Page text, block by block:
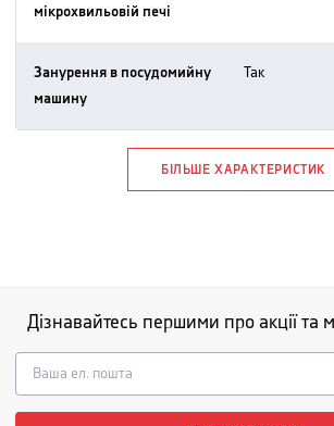
мікрохвильовій печі
Занурення в посудомийну
машину
так
БІЛЬШЕ ХАРАКТЕРИСТИК
Дізнавайтесь першими про акції та